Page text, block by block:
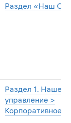
Раздел «Наш
Раздел 1. Наше
управление >
Корпоративное